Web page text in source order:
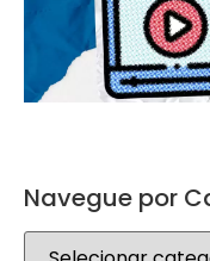
Navegue por